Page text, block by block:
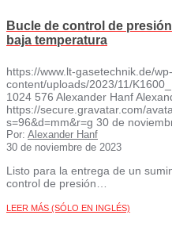
Bucle de control de
baja temperatura
https://www.lt-gasetechnik.de/wp-
content/uploads/2023/11/
1024 576 Alexander Hanf
https://secure.gravatar.com/
s=96&d=mm&r=g 30 de
Por: Alexander Hanf
30 de noviembre de 2023
Listo para la entrega de un
control de presión…
LEER MÁS (SÓLO EN INGLÉS)